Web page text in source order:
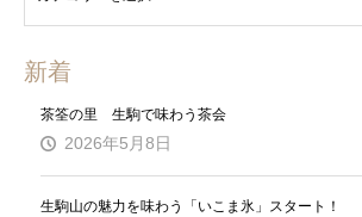
新着
茶筌の里 生駒で味わう茶会
2026年5月8日
生駒山の魅力を味わう「いこま氷」スタート！